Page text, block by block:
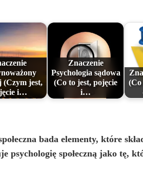
(Czym jest,
i…
Znaczenie
Psychologia sądowa
(Co to jest, pojęcie
i…
(Co
bada elementy, które
psychologię społeczną jako tę,